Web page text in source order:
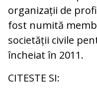
organizații de
fost numită
societății civile
încheiat în 2011.
CITESTE SI: